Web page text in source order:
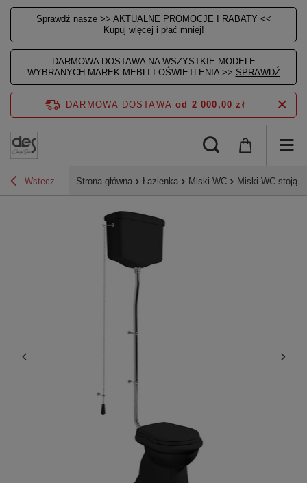
Sprawdź nasze >> AKTUALNE PROMOCJE I RABATY <<
Kupuj więcej i płać mniej!
DARMOWA DOSTAWA NA WSZYSTKIE MODELE
WYBRANYCH MAREK MEBLI I OŚWIETLENIA >> SPRAWDŹ
DARMOWA DOSTAWA od 2 000,00 zł
Wstecz Strona główna Łazienka Miski WC Miski WC stojące